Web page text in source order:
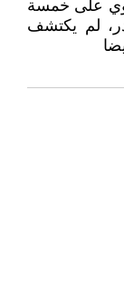
على خمسة
لم يكتشف